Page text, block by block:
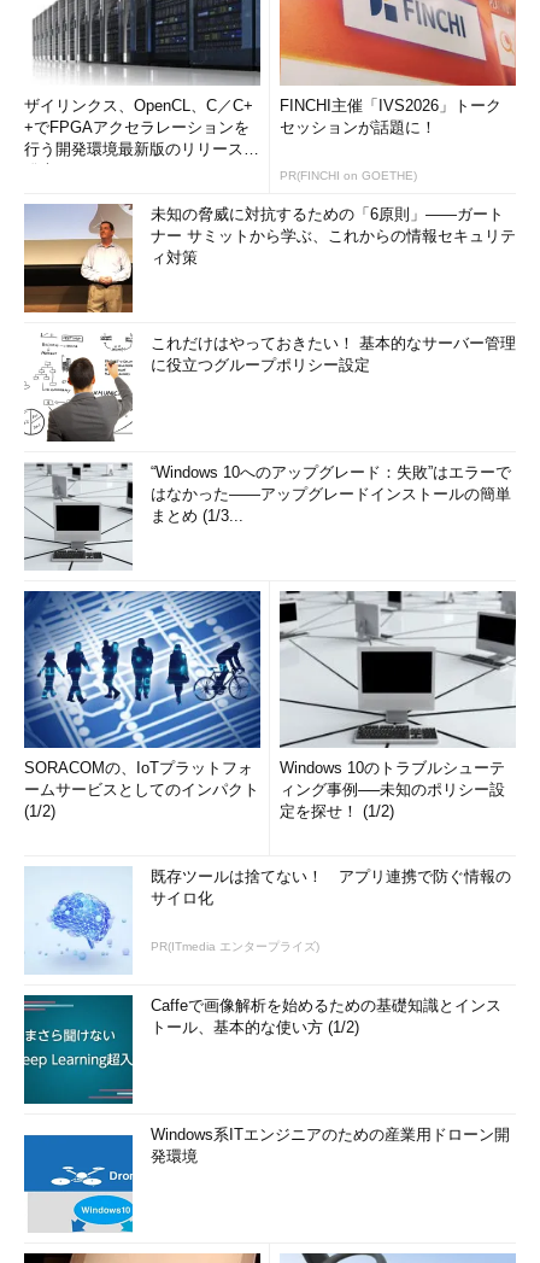
ザイリンクス、OpenCL、C／C+
+でFPGAアクセラレーションを
行う開発環境最新版のリリースを
FINCHI主催「IVS2026」トーク
セッションが話題に！
PR(FINCHI on GOETHE)
未知の脅威に対抗するための「6原則」――ガート
ナー サミットから学ぶ、これからの情報セキュリテ
ィ対策
これだけはやっておきたい！ 基本的なサーバー管理
に役立つグループポリシー設定
“Windows 10へのアップグレード：失敗”はエラーで
はなかった――アップグレードインストールの簡単
まとめ (1/3...
SORACOMの、IoTプラットフォ
ームサービスとしてのインパクト
(1/2)
Windows 10のトラブルシューテ
ィング事例──未知のポリシー設
定を探せ！ (1/2)
既存ツールは捨てない！ アプリ連携で防ぐ情報の
サイロ化
PR(ITmedia エンタープライズ)
Caffeで画像解析を始めるための基礎知識とインス
トール、基本的な使い方 (1/2)
Windows系ITエンジニアのための産業用ドローン開
発環境